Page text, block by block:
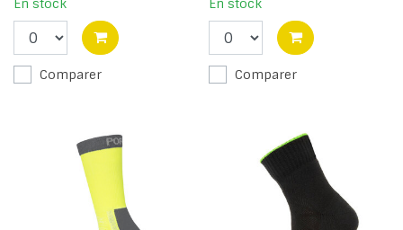
En stock
Comparer
En stock
Comparer